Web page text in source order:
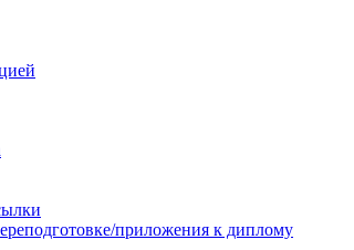
приложения к диплому